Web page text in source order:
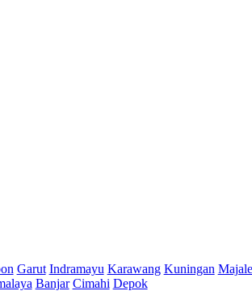
Garut Indramayu Karawang Kuningan
Banjar Cimahi Depok